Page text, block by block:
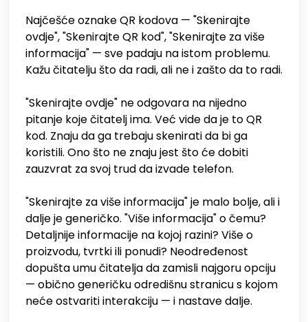
Najčešće oznake QR kodova — "Skenirajte
ovdje", "Skenirajte QR kod", "Skenirajte za više
informacija" — sve padaju na istom problemu.
Kažu čitatelju što da radi, ali ne i zašto da to radi.
"Skenirajte ovdje" ne odgovara na nijedno
pitanje koje čitatelj ima. Već vide da je to QR
kod. Znaju da ga trebaju skenirati da bi ga
koristili. Ono što ne znaju jest što će dobiti
zauzvrat za svoj trud da izvade telefon.
"Skenirajte za više informacija" je malo bolje, ali i
dalje je generičko. "Više informacija" o čemu?
Detaljnije informacije na kojoj razini? Više o
proizvodu, tvrtki ili ponudi? Neodređenost
dopušta umu čitatelja da zamisli najgoru opciju
— obično generičku odredišnu stranicu s kojom
neće ostvariti interakciju — i nastave dalje.